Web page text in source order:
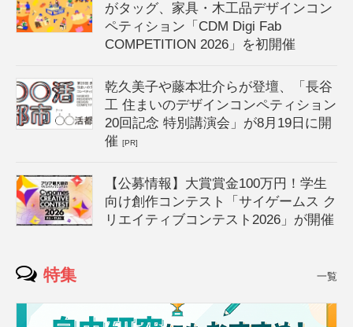
がタッグ、家具・木工品デザインコン
ペティション「CDM Digi Fab
COMPETITION 2026」を初開催
乾久美子や藤本壮介らが登壇、「長谷
工 住まいのデザインコンペティション
20回記念 特別講演会」が8月19日に開
催[PR]
【公募情報】大賞賞金100万円！学生
向け創作コンテスト「サイゲームス ク
リエイティブコンテスト2026」が開催
特集 一覧